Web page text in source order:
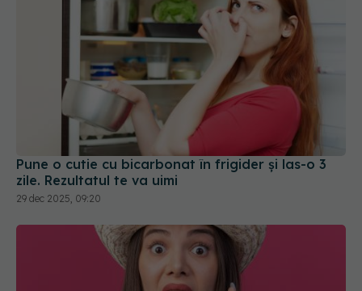
Pune o cutie cu bicarbonat în frigider și las-o 3
zile. Rezultatul te va uimi
29 dec 2025, 09:20